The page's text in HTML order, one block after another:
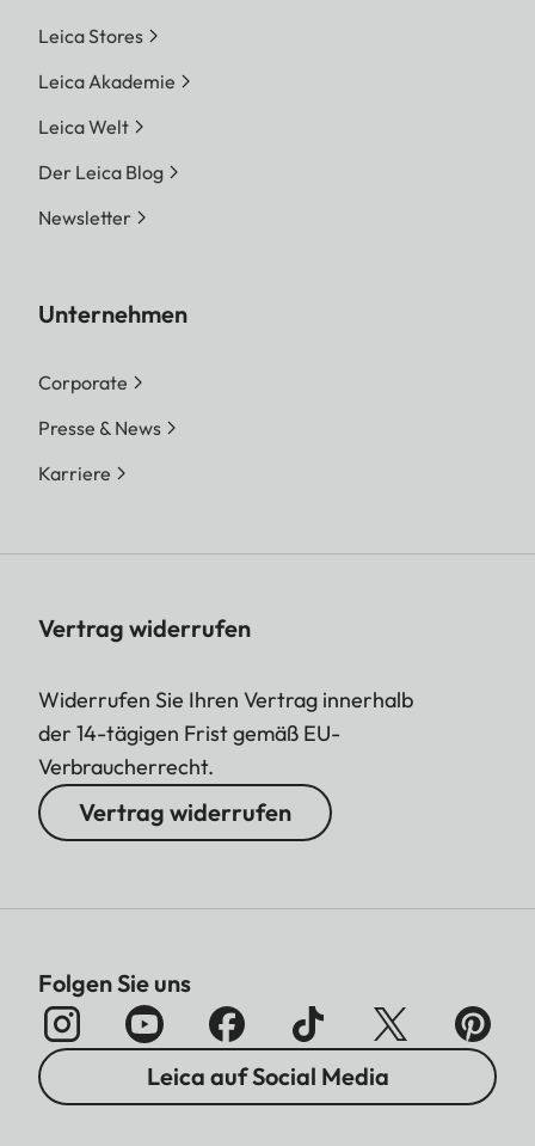
Leica Stores
Leica Akademie
Leica Welt
Der Leica Blog
Newsletter
Unternehmen
Corporate
Presse & News
Karriere
Vertrag widerrufen
Widerrufen Sie Ihren Vertrag innerhalb
der 14-tägigen Frist gemäß EU-
Verbraucherrecht.
Vertrag widerrufen
Folgen Sie uns
Leica auf Social Media